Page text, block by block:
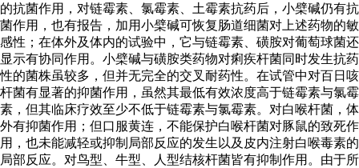
的抗菌作用，对链霉素、氯霉素、土霉素抗药后，小檗碱仍有抗
菌作用，也有报告，加用小檗碱可恢复肠道细菌对上述药物的敏
感性；在体外及体内的试验中，它与链霉素、磺胺对葡萄球菌还
显示有协同作用。小檗碱与磺胺类药物对痢疾杆菌同时发生抗药
性的菌株虽较多，但并无完全的交叉耐药性。在试管中对百日咳
杆菌有显著的抑菌作用，虽然其最低有效浓度高于链霉素与氯霉
素，但其临床疗效至少不低于链霉素与氯霉素。对白喉杆菌，体
外有抑菌作用；但口服黄连，不能保护白喉杆菌对豚鼠的致死作
用，也未能减轻或抑制局部反应的发生以及皮内注射白喉毒素的
局部反应。对鸟型、牛型、人型结核杆菌皆有抑制作用。由于所